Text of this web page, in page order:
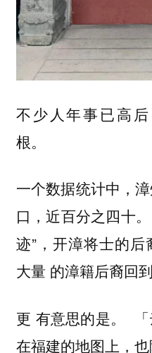
不少人年事已高
根。
一个数据统计中，
口，近百分之四十
迹”，开漳将士的
大量 的漳籍后裔回
更 有意思的是。
在福建的地图上，也